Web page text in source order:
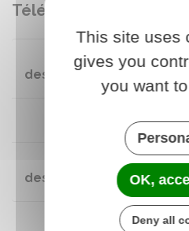
Télécharger
Contrat
des fêtes
Tarifs location
Règlement intérieur
des fêtes
This site uses
gives you
you want
OK,
Deny all